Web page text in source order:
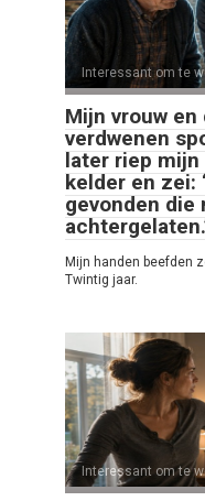
Interessant om te
Mijn vrouw
verdwenen
later riep mijn
kelder en zei:
gevonden die
Mijn handen beefden
Twintig jaar.
Interessant om te